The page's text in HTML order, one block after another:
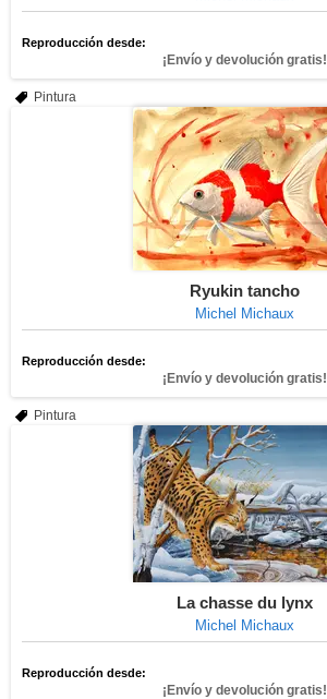
Reproducción desde:
¡Envío y devolución gratis!
Pintura
Ryukin tancho
Michel Michaux
Reproducción desde:
¡Envío y devolución gratis!
Pintura
La chasse du lynx
Michel Michaux
Reproducción desde:
¡Envío y devolución gratis!